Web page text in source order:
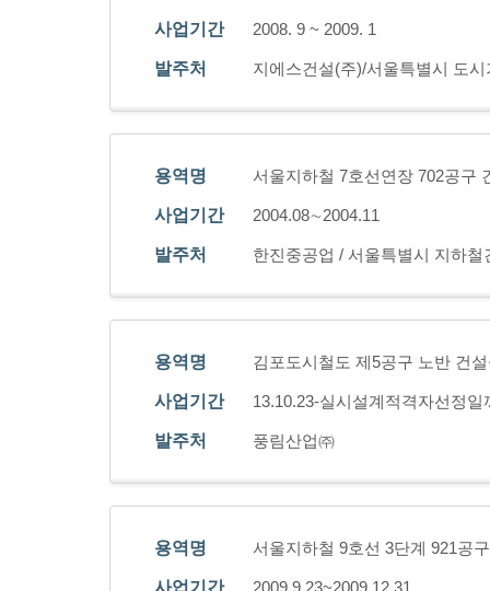
사업기간 2008. 9 ~ 2009. 1
발주처 지에스건설(주)/서울특별시 도
용역명 서울지하철 7호선연장 702공구
사업기간 2004.08∼2004.11
발주처 한진중공업 / 서울특별시 지하철
용역명 김포도시철도 제5공구 노반 건
사업기간 13.10.23-실시설계적격자선정일
발주처 풍림산업㈜
용역명 서울지하철 9호선 3단계 921공
사업기간 2009.9.23~2009.12.31